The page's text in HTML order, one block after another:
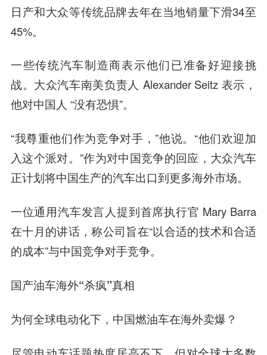
日产和大众等传统品牌去年在当地销量下滑34至
45%。
一些传统汽车制造商表示他们已准备好迎接挑
战。大众汽车南美负责人 Alexander Seitz 表示，
他对中国人 “没有恐惧”。
“我尊重他们作为竞争对手，”他说。“他们欢迎加
入这个派对。”作为对中国竞争的回应，大众汽车
正计划将中国生产的汽车出口到更多海外市场。
一位通用汽车发言人提到首席执行官 Mary Barra
在十月的讲话，称公司旨在“以合适的技术和合适
的成本”与中国竞争对手竞争。
国产油车海外“杀疯”真相
为何全球电动化下，中国燃油车在海外卖爆？